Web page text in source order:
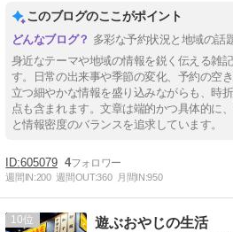
このブログのここがポイント
多彩な予約状況と地域の話
身近なテーマや地域の情報を鋭く伝える雑
す。日常の出来事や季節の変化、予約の空
立つ細やかな情報を盛り込みながらも、時
点も含まれます。文章は端的かつ具体的に
と情報密度のバランスを追求しています。
605079 4
週間IN:200 週間OUT:360 月間IN:950
10 遊ぶおやじの生活